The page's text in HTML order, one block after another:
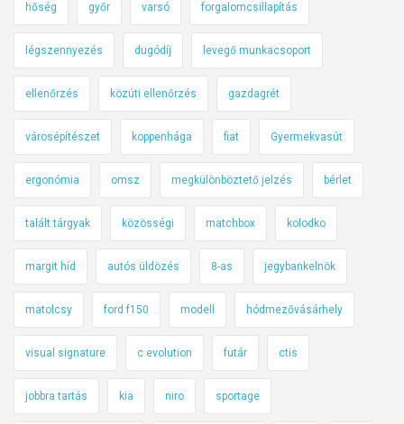
hőség győr varsó forgalomcsillapítás
légszennyezés dugódíj levegő munkacsoport
ellenőrzés közúti ellenőrzés gazdagrét
városépítészet koppenhága fiat Gyermekvasút
ergonómia omsz megkülönböztető jelzés bérlet
talált tárgyak közösségi matchbox kolodko
margit híd autós üldözés 8-as jegybankelnök
matolcsy ford f150 modell hódmezővásárhely
visual signature c evolution futár ctis
jobbra tartás kia niro sportage